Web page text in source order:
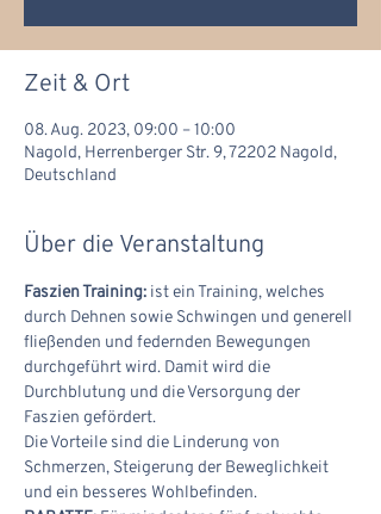
Zeit & Ort
08. Aug. 2023, 09:00 – 10:00
Nagold, Herrenberger Str. 9, 72202 Nagold,
Deutschland
Über die Veranstaltung
Faszien Training: ist ein Training, welches
durch Dehnen sowie Schwingen und generell
fließenden und federnden Bewegungen
durchgeführt wird. Damit wird die
Durchblutung und die Versorgung der
Faszien gefördert.
Die Vorteile sind die Linderung von
Schmerzen, Steigerung der Beweglichkeit
und ein besseres Wohlbefinden.